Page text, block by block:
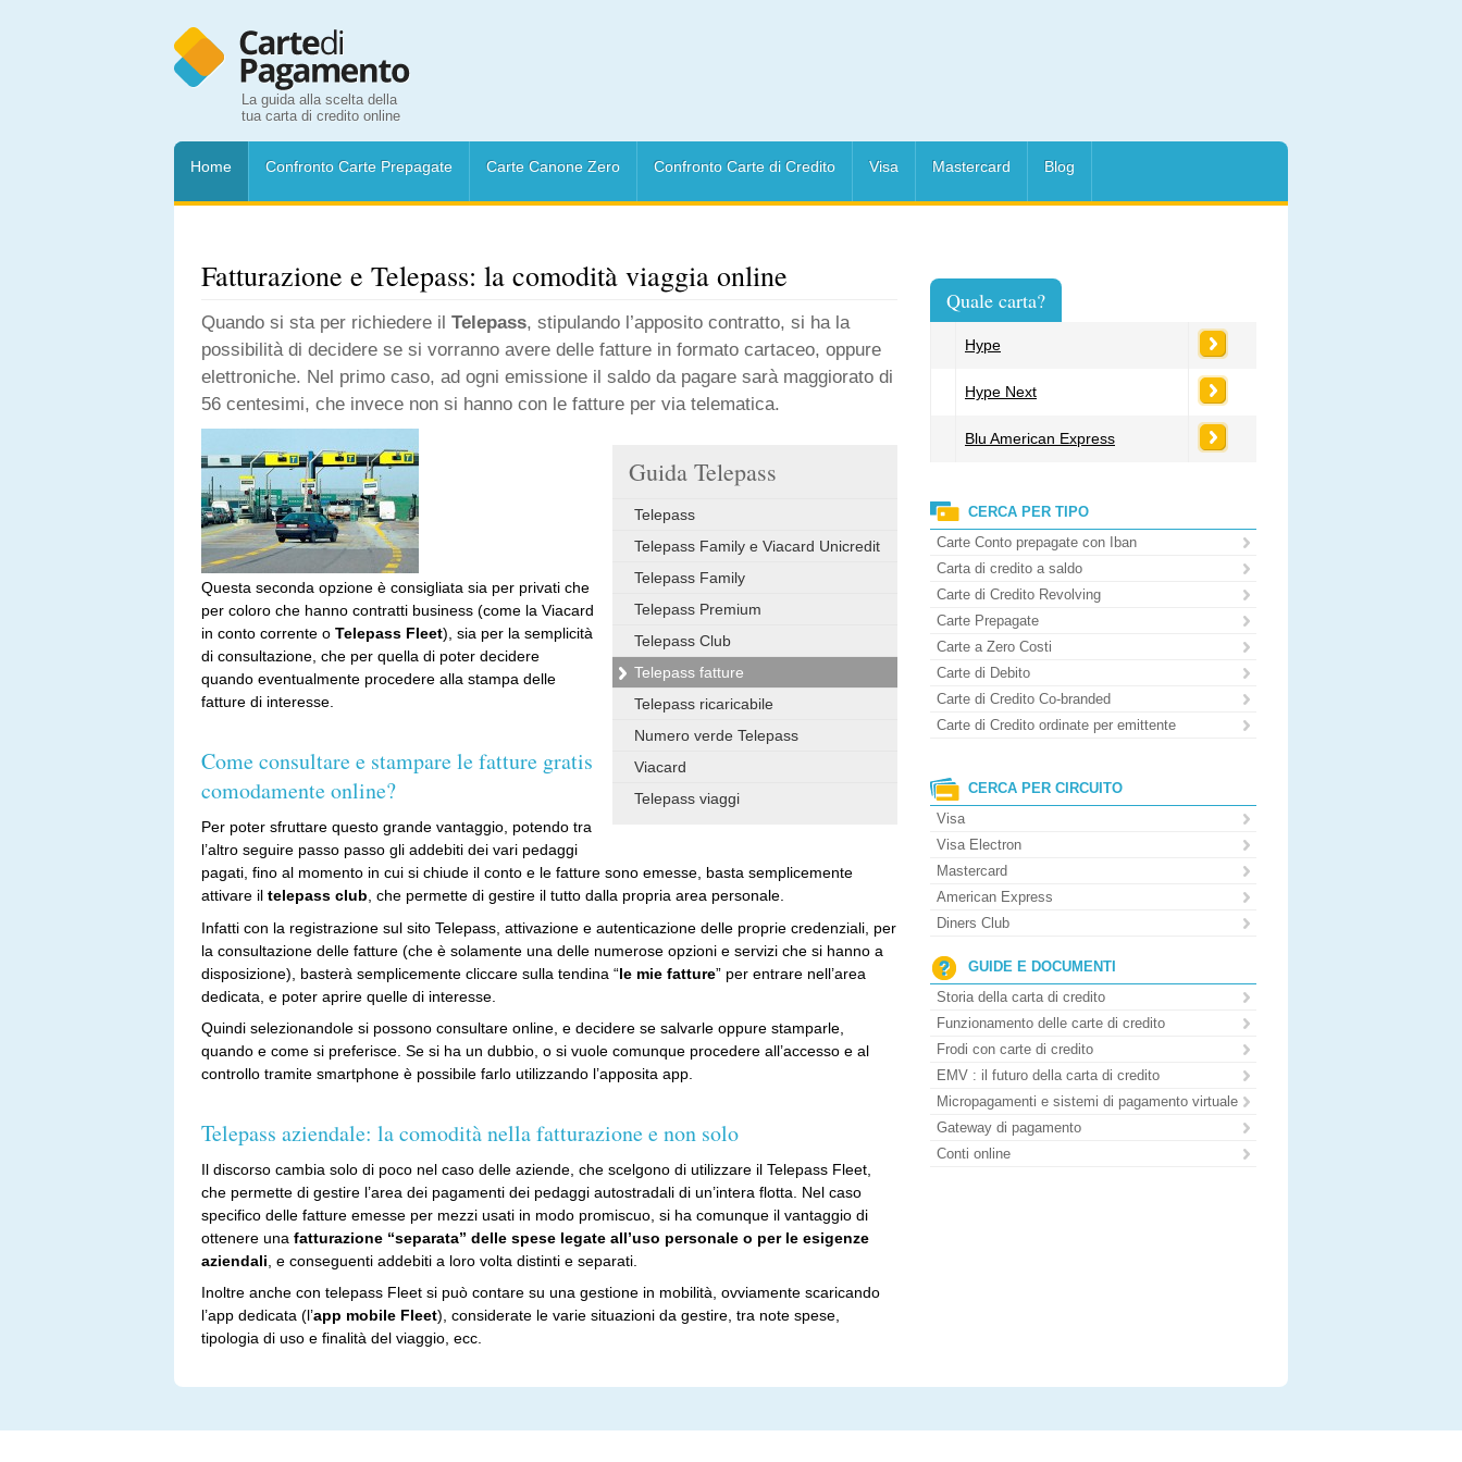
La guida alla scelta della
tua carta di credito online
Home Confronto Carte Prepagate Carte Canone Zero Confronto Carte di Credito Visa Mastercard Blog
Fatturazione e Telepass: la comodità viaggia online
Quando si sta per richiedere il Telepass, stipulando l’apposito contratto, si ha la
possibilità di decidere se si vorranno avere delle fatture in formato cartaceo, oppure
elettroniche. Nel primo caso, ad ogni emissione il saldo da pagare sarà maggiorato di
56 centesimi, che invece non si hanno con le fatture per via telematica.
Guida Telepass
Telepass
Telepass Family e Viacard Unicredit
Telepass Family
Telepass Premium
Telepass Club
Telepass fatture
Telepass ricaricabile
Numero verde Telepass
Viacard
Telepass viaggi
Questa seconda opzione è consigliata sia per privati che
per coloro che hanno contratti business (come la Viacard
in conto corrente o Telepass Fleet), sia per la semplicità
di consultazione, che per quella di poter decidere
quando eventualmente procedere alla stampa delle
fatture di interesse.
Come consultare e stampare le fatture gratis
comodamente online?
Per poter sfruttare questo grande vantaggio, potendo tra
l’altro seguire passo passo gli addebiti dei vari pedaggi
pagati, fino al momento in cui si chiude il conto e le fatture sono emesse, basta semplicemente
attivare il telepass club , che permette di gestire il tutto dalla propria area personale.
Infatti con la registrazione sul sito Telepass, attivazione e autenticazione delle proprie credenziali, per
la consultazione delle fatture (che è solamente una delle numerose opzioni e servizi che si hanno a
disposizione), basterà semplicemente cliccare sulla tendina “le mie fatture” per entrare nell’area
dedicata, e poter aprire quelle di interesse.
Quindi selezionandole si possono consultare online, e decidere se salvarle oppure stamparle,
quando e come si preferisce. Se si ha un dubbio, o si vuole comunque procedere all’accesso e al
controllo tramite smartphone è possibile farlo utilizzando l’apposita app.
Telepass aziendale: la comodità nella fatturazione e non solo
Il discorso cambia solo di poco nel caso delle aziende, che scelgono di utilizzare il Telepass Fleet,
che permette di gestire l’area dei pagamenti dei pedaggi autostradali di un’intera flotta. Nel caso
specifico delle fatture emesse per mezzi usati in modo promiscuo, si ha comunque il vantaggio di
ottenere una fatturazione “separata” delle spese legate all’uso personale o per le esigenze
aziendali , e conseguenti addebiti a loro volta distinti e separati.
Inoltre anche con telepass Fleet si può contare su una gestione in mobilità, ovviamente scaricando
l’app dedicata (l’app mobile Fleet), considerate le varie situazioni da gestire, tra note spese,
tipologia di uso e finalità del viaggio, ecc.
Quale carta?
Hype
Hype Next
Blu American Express
CERCA PER TIPO
Carte Conto prepagate con Iban
Carta di credito a saldo
Carte di Credito Revolving
Carte Prepagate
Carte a Zero Costi
Carte di Debito
Carte di Credito Co-branded
Carte di Credito ordinate per emittente
CERCA PER CIRCUITO
Visa
Visa Electron
Mastercard
American Express
Diners Club
GUIDE E DOCUMENTI
Storia della carta di credito
Funzionamento delle carte di credito
Frodi con carte di credito
EMV : il futuro della carta di credito
Micropagamenti e sistemi di pagamento virtuale
Gateway di pagamento
Conti online